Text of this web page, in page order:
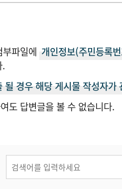
파일에 개인정보(주민등록
.
될 경우 해당 게시물 작성자가
도 답변글을 볼 수 없습니다.